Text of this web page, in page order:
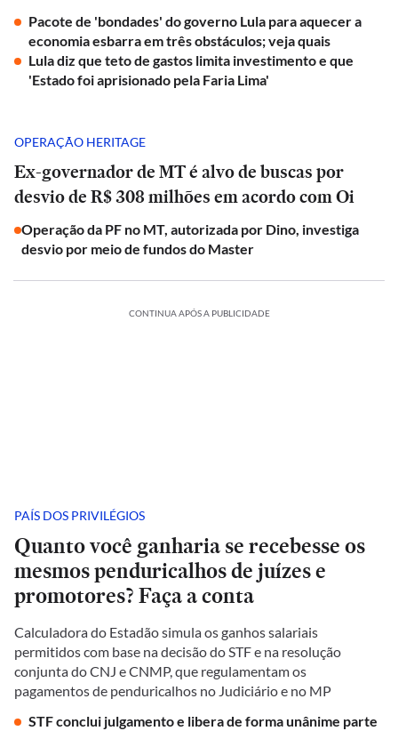
Pacote de 'bondades' do governo Lula para aquecer a
economia esbarra em três obstáculos; veja quais
Lula diz que teto de gastos limita investimento e que
'Estado foi aprisionado pela Faria Lima'
OPERAÇÃO HERITAGE
Ex-governador de MT é alvo de buscas por
desvio de R$ 308 milhões em acordo com Oi
Operação da PF no MT, autorizada por Dino, investiga
desvio por meio de fundos do Master
CONTINUA APÓS A PUBLICIDADE
PAÍS DOS PRIVILÉGIOS
Quanto você ganharia se recebesse os
mesmos penduricalhos de juízes e
promotores? Faça a conta
Calculadora do Estadão simula os ganhos salariais
permitidos com base na decisão do STF e na resolução
conjunta do CNJ e CNMP, que regulamentam os
pagamentos de penduricalhos no Judiciário e no MP
STF conclui julgamento e libera de forma unânime parte